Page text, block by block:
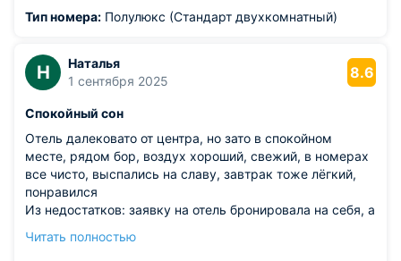
Тип номера: Полулюкс (Стандарт двухкомнатный)
Н
Наталья
1 сентября 2025
8.6
Спокойный сон
Отель далековато от центра, но зато в спокойном
месте, рядом бор, воздух хороший, свежий, в номерах
все чисто, выспались на славу, завтрак тоже лёгкий,
понравился
Из недостатков: заявку на отель бронировала на себя, а
свидетельств о рождении детей и все почему то
Читать полностью